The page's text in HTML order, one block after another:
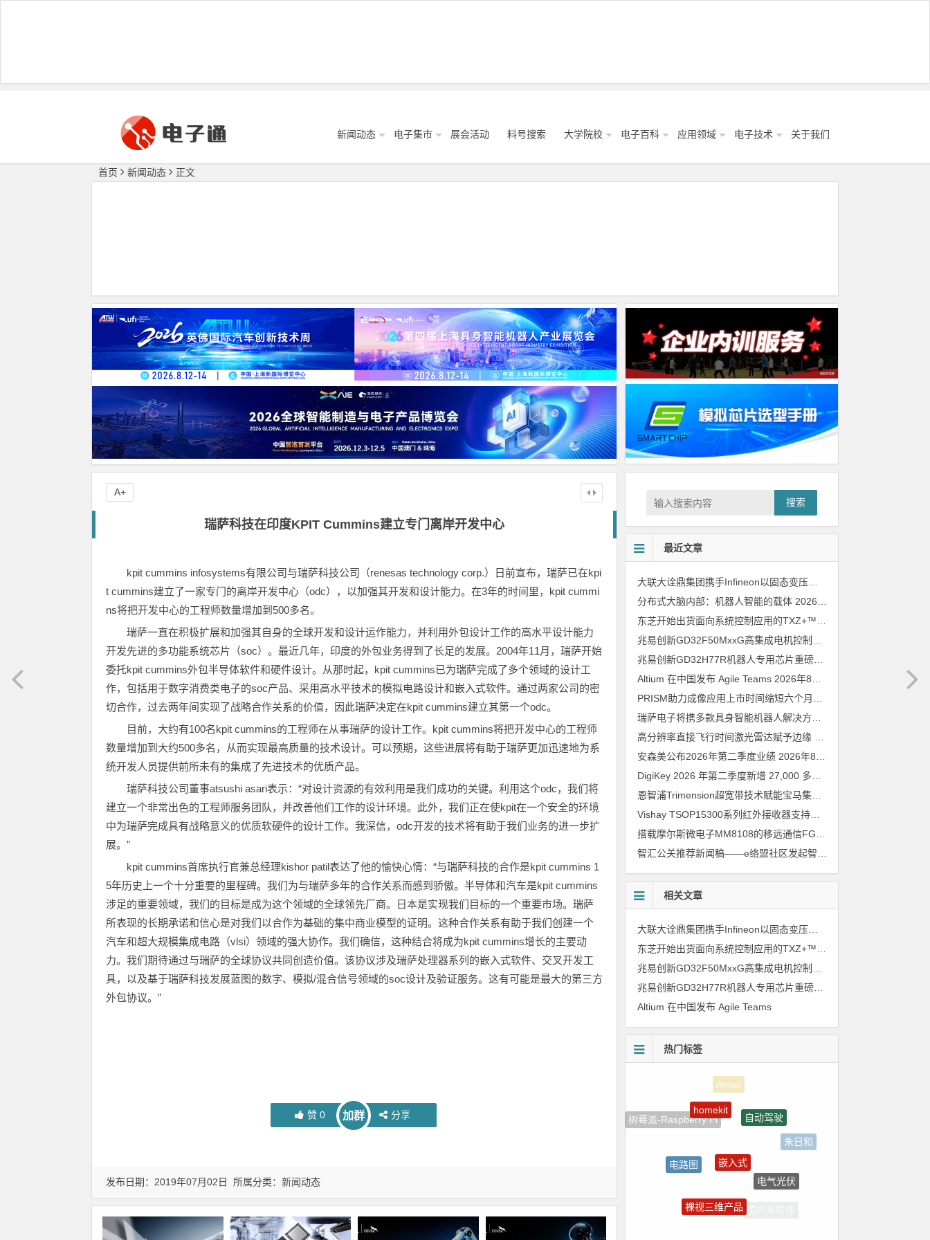
新闻动态 电子集市 展会活动 料号搜索 大学院校 电子百科 应用领域 电子技术 关于我们
首页 新闻动态 正文
瑞萨科技在印度KPIT Cummins建立专门离岸开发中心
kpit cummins infosystems有限公司与瑞萨科技公司（renesas technology corp.）日前宣布，瑞萨已在kpi
t cummins建立了一家专门的离岸开发中心（odc），以加强其开发和设计能力。在3年的时间里，kpit cummi
ns将把开发中心的工程师数量增加到500多名。
瑞萨一直在积极扩展和加强其自身的全球开发和设计运作能力，并利用外包设计工作的高水平设计能力
开发先进的多功能系统芯片（soc）。最近几年，印度的外包业务得到了长足的发展。2004年11月，瑞萨开始
委托kpit cummins外包半导体软件和硬件设计。从那时起，kpit cummins已为瑞萨完成了多个领域的设计工
作，包括用于数字消费类电子的soc产品、采用高水平技术的模拟电路设计和嵌入式软件。通过两家公司的密
切合作，过去两年间实现了战略合作关系的价值，因此瑞萨决定在kpit cummins建立其第一个odc。
目前，大约有100名kpit cummins的工程师在从事瑞萨的设计工作。kpit cummins将把开发中心的工程师
数量增加到大约500多名，从而实现最高质量的技术设计。可以预期，这些进展将有助于瑞萨更加迅速地为系
统开发人员提供前所未有的集成了先进技术的优质产品。
瑞萨科技公司董事atsushi asari表示：“对设计资源的有效利用是我们成功的关键。利用这个odc，我们将
建立一个非常出色的工程师服务团队，并改善他们工作的设计环境。此外，我们正在使kpit在一个安全的环境
中为瑞萨完成具有战略意义的优质软硬件的设计工作。我深信，odc开发的技术将有助于我们业务的进一步扩
展。”
kpit cummins首席执行官兼总经理kishor patil表达了他的愉快心情：“与瑞萨科技的合作是kpit cummins 1
5年历史上一个十分重要的里程碑。我们为与瑞萨多年的合作关系而感到骄傲。半导体和汽车是kpit cummins
涉足的重要领域，我们的目标是成为这个领域的全球领先厂商。日本是实现我们目标的一个重要市场。瑞萨
所表现的长期承诺和信心是对我们以合作为基础的集中商业模型的证明。这种合作关系有助于我们创建一个
汽车和超大规模集成电路（vlsi）领域的强大协作。我们确信，这种结合将成为kpit cummins增长的主要动
力。我们期待通过与瑞萨的全球协议共同创造价值。该协议涉及瑞萨处理器系列的嵌入式软件、交叉开发工
具，以及基于瑞萨科技发展蓝图的数字、模拟/混合信号领域的soc设计及验证服务。这有可能是最大的第三方
外包协议。”
赞0 加群 分享
A+
发布日期：2019年07月02日 所属分类： 新闻动态
搜索
最近文章
大联大诠鼎集团携手Infineon以固态变压器重构配电效率新标杆
分布式大脑内部：机器人智能的载体 2026年8月6日
兆易创新GD32H77R机器人专用芯片重磅亮相，精准赋能伺服驱动与关节控制
Altium 在中国发布 Agile Teams 2026年8月6日
安森美公布2026年第二季度业绩 2026年8月6日
恩智浦Trimension超宽带技术赋能宝马集团Digital Key Plus及生命体存在检测功能
Vishay TSOP15300系列红外接收器支持所有主流遥控代码
相关文章
大联大诠鼎集团携手Infineon以固态变压器重构配电效率新标杆
兆易创新GD32H77R机器人专用芯片重磅亮相，精准赋能伺服驱动与关节控制
Altium 在中国发布 Agile Teams
热门标签
树莓派-Raspberry Pi
朱日和